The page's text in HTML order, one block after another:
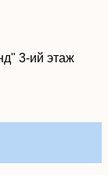
3-ий этаж